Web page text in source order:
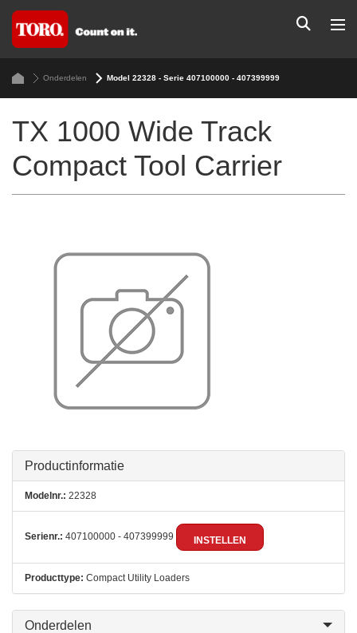
Onderdelen Model 22328 - Serie 407100000 - 407399999
TX 1000 Wide Track
Compact Tool Carrier
Productinformatie
Modelnr.: 22328
Serienr.: 407100000 - 407399999 INSTELLEN
Producttype: Compact Utility Loaders
Onderdelen